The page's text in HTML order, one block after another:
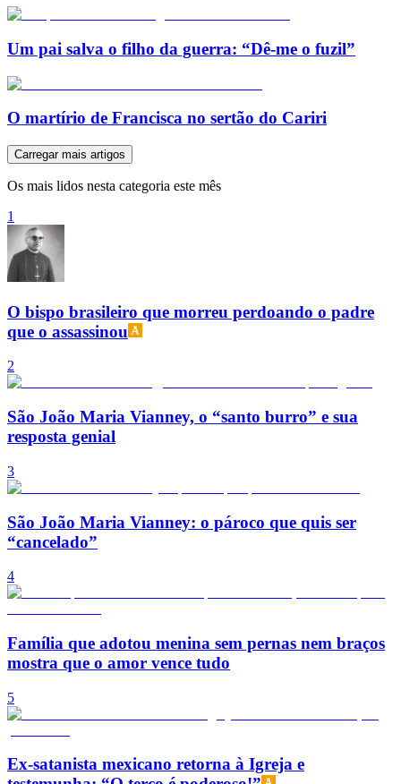
Um pai salva o filho da guerra: “Dê-me o fuzil”
O martírio de Francisca no sertão do Cariri
Carregar mais artigos
Os mais lidos nesta categoria este mês
1
O bispo brasileiro que morreu perdoando o padre
que o assassinou
2
São João Maria Vianney, o “santo burro” e sua
resposta genial
3
São João Maria Vianney: o pároco que quis ser
“cancelado”
4
Família que adotou menina sem pernas nem braços
mostra que o amor vence tudo
5
Ex-satanista mexicano retorna à Igreja e